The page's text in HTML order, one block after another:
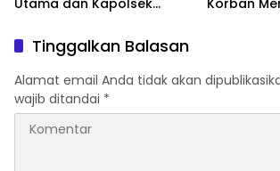
Utama dan Kapolsek
Organisasi
Korban
Tinggalkan Balasan
Alamat email Anda tidak akan
wajib ditandai *